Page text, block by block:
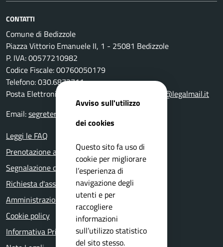
CONTATTI
Comune di Bedizzole
Piazza Vittorio Emanuele II, 1 - 25081 Bedizzole
P. IVA: 00577210982
Codice Fiscale: 00760050179
Telefono: 030.6872711
Posta Elettronica Certificata:
comune.bedizzole@legalmail.it
Email:segreteria@comune.bedizzole.bs.it
Leggi le FAQ
Prenotazione appuntamento
Segnalazione disservizio
Richiesta d'assistenza
Amministrazione trasparente
Cookie policy
Informativa Privacy
Avviso sull'utilizzo
dei cookies
Questo sito fa uso di
cookie per migliorare
l’esperienza di
navigazione degli
utenti e per
raccogliere
informazioni
sull’utilizzo statistico
del sito stesso.